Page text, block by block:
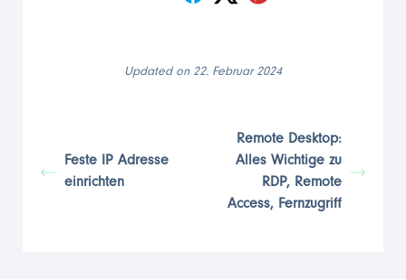
Updated on 22. Februar 2024
Feste IP Adresse
einrichten
Remote Desktop:
Alles Wichtige zu
RDP, Remote
Access, Fernzugriff